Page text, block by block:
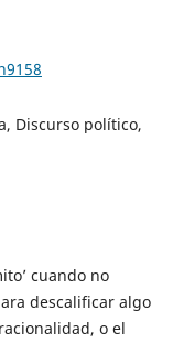
Discurso político,
cuando no
descalificar algo
o el